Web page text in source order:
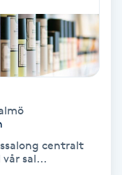
centralt
sal...